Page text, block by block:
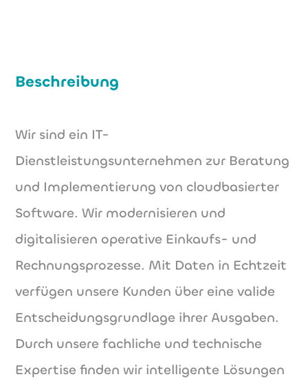
Beschreibung
Wir sind ein IT-
Dienstleistungsunternehmen zur Beratung
und Implementierung von cloudbasierter
Software. Wir modernisieren und
digitalisieren operative Einkaufs- und
Rechnungsprozesse. Mit Daten in Echtzeit
verfügen unsere Kunden über eine valide
Entscheidungsgrundlage ihrer Ausgaben.
Durch unsere fachliche und technische
Expertise finden wir intelligente Lösungen